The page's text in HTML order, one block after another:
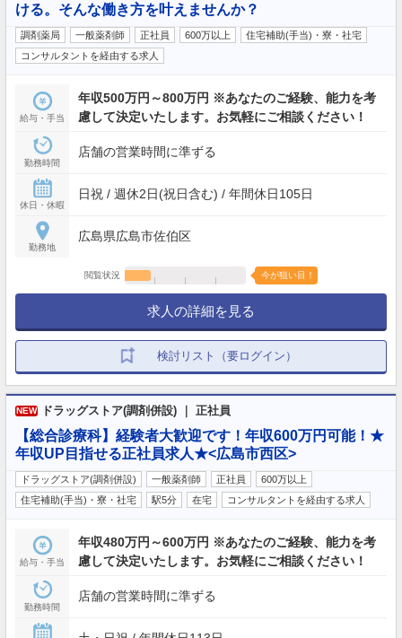
ける。そんな働き方を叶えませんか？
調剤薬局 一般薬剤師 正社員 600万以上
住宅補助(手当)・寮・社宅
コンサルタントを経由する求人
給与・手当
年収500万円～800万円 ※あなたのご経験、能力を考
慮して決定いたします。お気軽にご相談ください！
勤務時間
店舗の営業時間に準ずる
休日・休暇
日祝 / 週休2日(祝日含む) / 年間休日105日
勤務地
広島県広島市佐伯区
閲覧状況 今が狙い目！
求人の詳細を見る
検討リスト（要ログイン）
NEW ドラッグストア(調剤併設) ｜ 正社員
【総合診療科】経験者大歓迎です！年収600万円可能！★
年収UP目指せる正社員求人★<広島市西区>
ドラッグストア(調剤併設) 一般薬剤師 正社員
600万以上
住宅補助(手当)・寮・社宅
駅5分 在宅 コンサルタントを経由する求人
給与・手当
年収480万円～600万円 ※あなたのご経験、能力を考
慮して決定いたします。お気軽にご相談ください！
勤務時間
店舗の営業時間に準ずる